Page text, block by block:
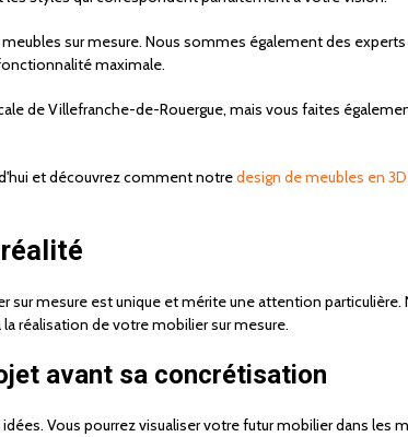
sur mesure. Nous sommes également des experts
maximale.
de Villefranche-de-Rouergue, mais vous faites
et découvrez comment notredesign de meubles en
mesure est unique et mérite une attention
réalisation de votre mobilier sur mesure.
avant sa concrétisation
Vous pourrez visualiser votre futur mobilier dans les